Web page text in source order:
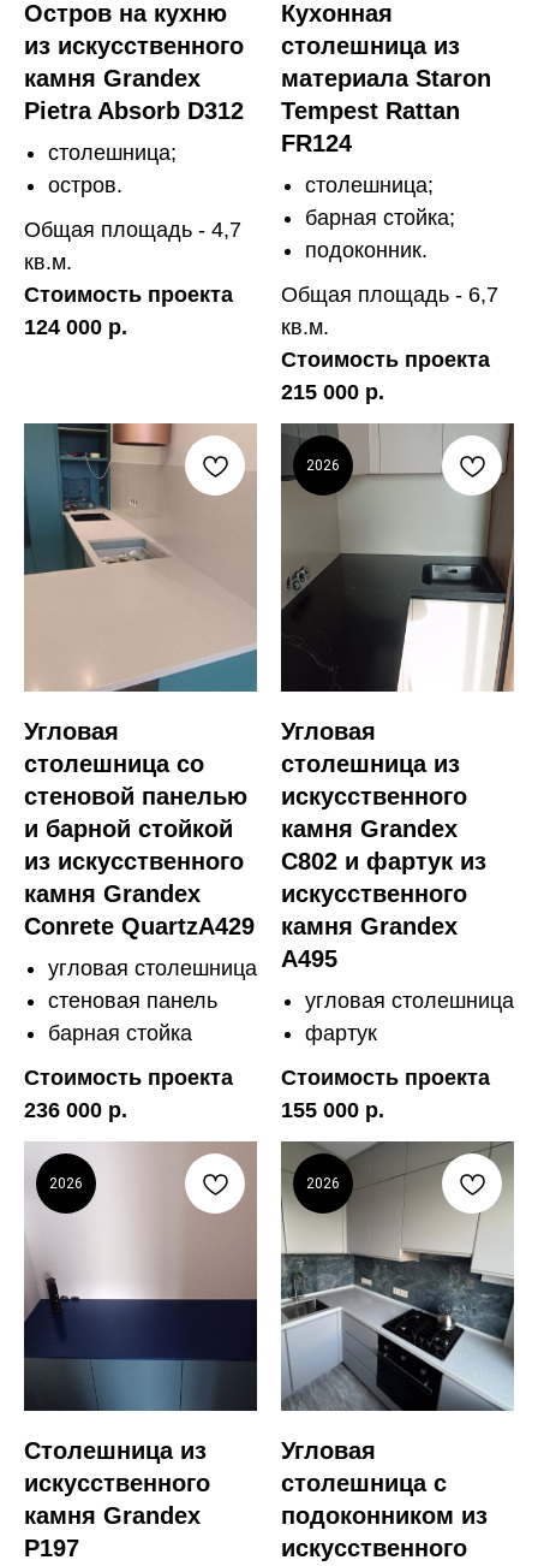
Остров на кухню
из искусственного
камня Grandex
Pietra Absorb D312
столешница;
остров.
Общая площадь - 4,7
кв.м.
Стоимость проекта
124 000 р.
Кухонная
столешница из
материала Staron
Tempest Rattan
FR124
столешница;
барная стойка;
подоконник.
Общая площадь - 6,7
кв.м.
Стоимость проекта
215 000 р.
Угловая
столешница со
стеновой панелью
и барной стойкой
из искусственного
камня Grandex
Conrete QuartzA429
угловая столешница
стеновая панель
барная стойка
Стоимость проекта
236 000 р.
2026
Угловая
столешница из
искусственного
камня Grandex
C802 и фартук из
искусственного
камня Grandex
A495
угловая столешница
фартук
Стоимость проекта
155 000 р.
2026
Столешница из
искусственного
камня Grandex
P197
2026
Угловая
столешница с
подоконником из
искусственного